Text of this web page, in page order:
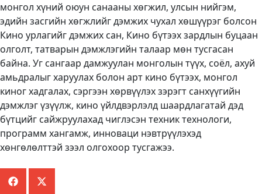
монгол хүний оюун санааны хөгжил, улсын нийгэм,
эдийн засгийн хөгжлийг дэмжих чухал хөшүүрэг болсон
Кино урлагийг дэмжих сан, Кино бүтээх зардлын буцаан
олголт, татварын дэмжлэгийн талаар мөн тусгасан
байна. Уг сангаар дамжуулан монголын түүх, соёл, ахуй
амьдралыг харуулах болон арт кино бүтээх, монгол
киног хадгалах, сэргээн хөрвүүлэх зэрэгт санхүүгийн
дэмжлэг үзүүлж, кино үйлдвэрлэлд шаардлагатай дэд
бүтцийг сайжруулахад чиглэсэн техник технологи,
программ хангамж, инноваци нэвтрүүлэхэд
хөнгөлөлттэй зээл олгохоор тусгажээ.